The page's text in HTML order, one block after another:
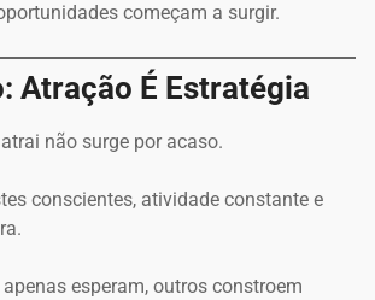
começam a surgir.
Atração É Estratégia
não surge por acaso.
conscientes, atividade constante e
esperam, outros constroem